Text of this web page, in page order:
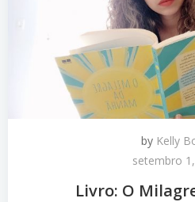
by Kelly
setembro
Livro: O